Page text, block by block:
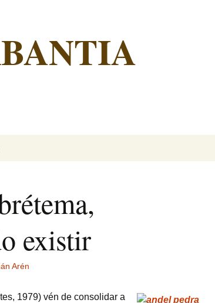
existir
Arén
1979) vén de consolidar a